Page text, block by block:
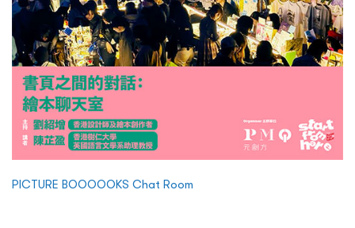
PICTURE BOOOOOKS Chat Room